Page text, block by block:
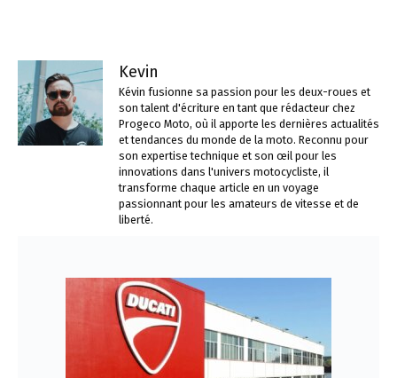
Kevin
Kévin fusionne sa passion pour les deux-roues et
son talent d'écriture en tant que rédacteur chez
Progeco Moto, où il apporte les dernières actualités
et tendances du monde de la moto. Reconnu pour
son expertise technique et son œil pour les
innovations dans l'univers motocycliste, il
transforme chaque article en un voyage
passionnant pour les amateurs de vitesse et de
liberté.